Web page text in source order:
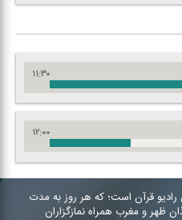
۱۱:۳۰
۱۲:۰۰
رادیو قرآن است؛ كه هر روز به مدت
ظهر و مغرب همراه نمازگزاران